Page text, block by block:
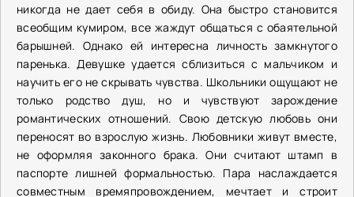
никогда не дает себя в обиду. Она быстро становится
всеобщим кумиром, все жаждут общаться с обаятельной
барышней. Однако ей интересна личность замкнутого
паренька. Девушке удается сблизиться с мальчиком и
научить его не скрывать чувства. Школьники ощущают не
только родство душ, но и чувствуют зарождение
романтических отношений. Свою детскую любовь они
переносят во взрослую жизнь. Любовники живут вместе,
не оформляя законного брака. Они считают штамп в
паспорте лишней формальностью. Пара наслаждается
совместным времяпровождением, мечтает и строит